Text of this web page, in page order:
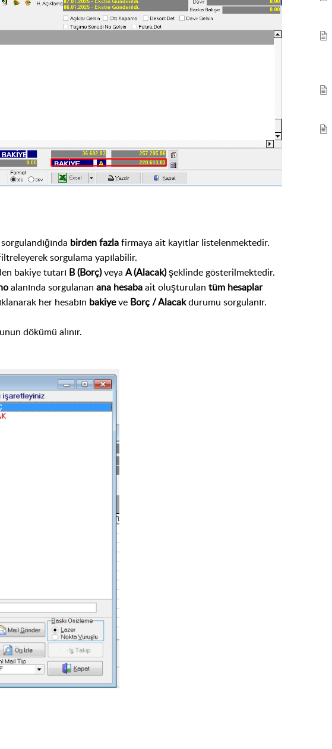
birden fazlafirmaya ait kayıtlar listelenmektedir.
sorgulama yapılabilir.
bakiye tutarı B (Borç)veya A (Alacak)şeklinde gösterilmektedir.
alanında sorgulanan ana hesabaait oluşturulan tüm hesaplar
her hesabın bakiyeve Borç / Alacakdurumu sorgulanır.
dökümü alınır.